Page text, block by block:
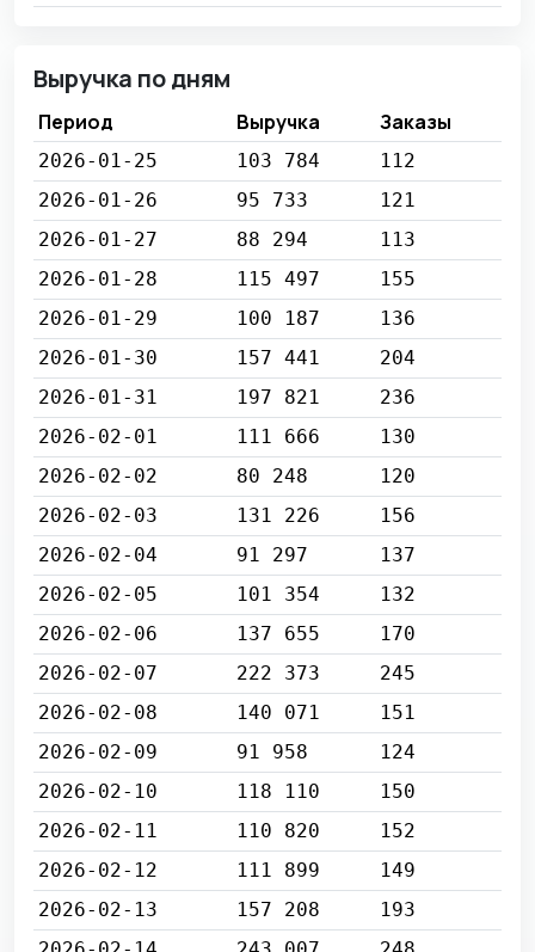
Выручка по дням
Период Выручка Заказы
2026-01-25 103 784
112
2026-01-26
95 733
121
2026-01-27
88 294
113
2026-01-28
115 497
155
2026-01-29
100 187
136
2026-01-30
157 441
204
2026-01-31
197 821
236
2026-02-01
111 666
130
2026-02-02
80 248
120
2026-02-03
131 226
156
2026-02-04
91 297
137
2026-02-05
101 354
132
2026-02-06
137 655
170
2026-02-07
222 373
245
2026-02-08
140 071
151
2026-02-09
91 958
124
2026-02-10
118 110
150
2026-02-11
110 820
152
2026-02-12
111 899
149
2026-02-13
157 208
193